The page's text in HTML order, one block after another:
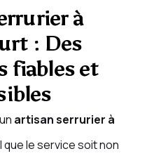
à
: Des
fiables et
artisan serrurier à
le service soit non